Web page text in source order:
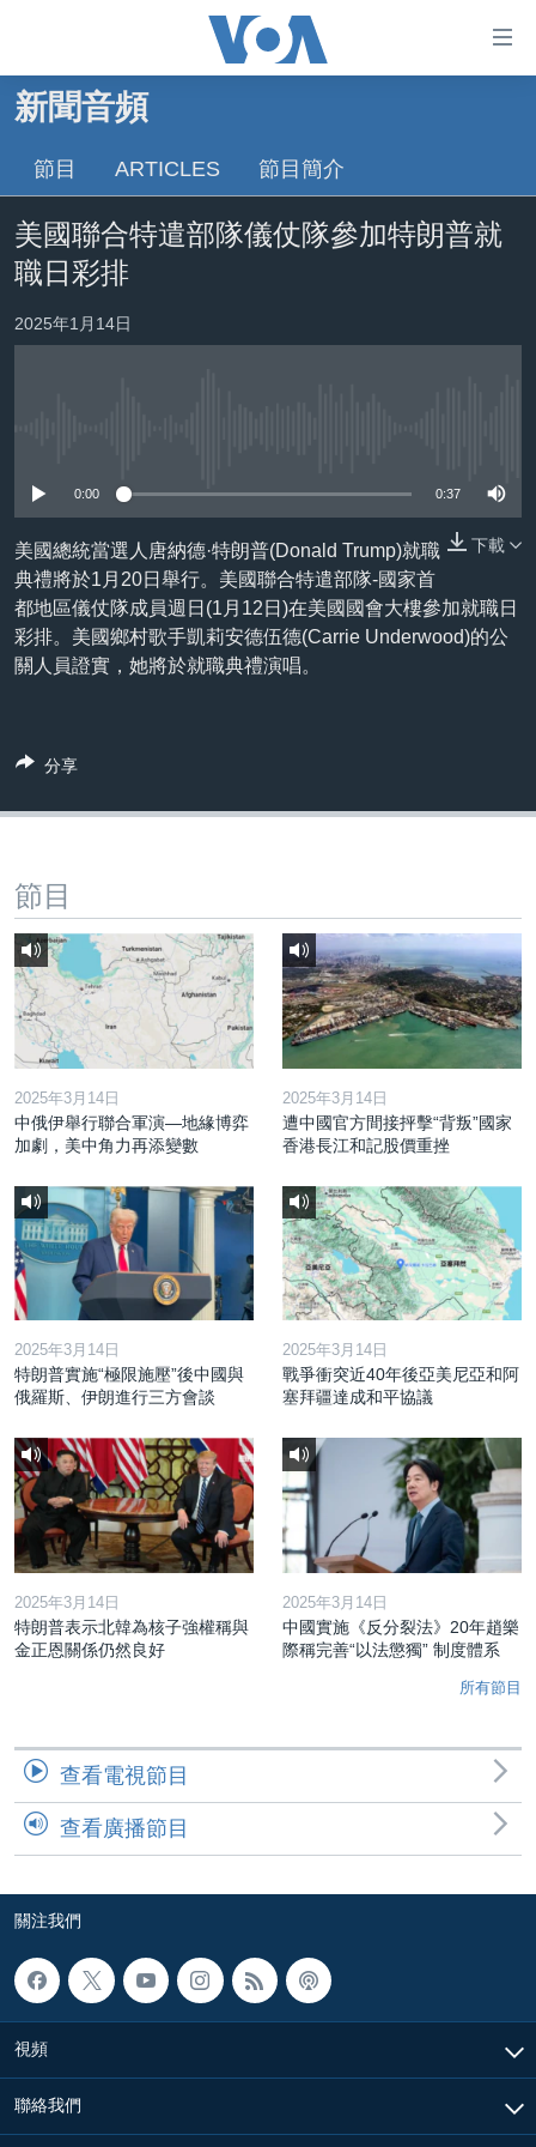
礙
鏈
轉
到
容
跳
轉
到
檢
索
主頁
美國大選2024
台灣
海外港人
中國
國際
經貿
視頻
美國專訊
視頻存檔
新聞音頻
海外港人
美國透視
建國史話
廣播節目表
國語
關注我們
新聞音頻
節目 ARTICLES 節目簡介
美國聯合特遣部隊儀仗隊參加特朗普就
職日彩排
2025年1月14日
0:00 0:37
下載
美國總統當選人唐納德·特朗普(Donald Trump)就職
典禮將於1月20日舉行。美國聯合特遣部隊-國家首
都地區儀仗隊成員週日(1月12日)在美國國會大樓參加就職日
彩排。美國鄉村歌手凱莉安德伍德(Carrie Underwood)的公
關人員證實，她將於就職典禮演唱。
分享
節目
2025年3月14日
中俄伊舉行聯合軍演—地緣博弈
加劇，美中角力再添變數
2025年3月14日
遭中國官方間接抨擊“背叛”國家
香港長江和記股價重挫
2025年3月14日
特朗普實施“極限施壓”後中國與
俄羅斯、伊朗進行三方會談
2025年3月14日
戰爭衝突近40年後亞美尼亞和阿
塞拜疆達成和平協議
2025年3月14日
特朗普表示北韓為核子強權稱與
金正恩關係仍然良好
2025年3月14日
中國實施《反分裂法》20年趙樂
際稱完善“以法懲獨” 制度體系
所有節目
查看電視節目
查看廣播節目
關注我們
視頻
聯絡我們